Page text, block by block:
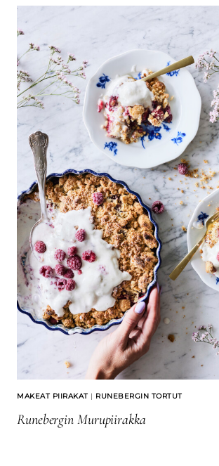
MAKEAT PIIRAKAT | RUNEBERGIN TORTUT
Runebergin Murupiirakka